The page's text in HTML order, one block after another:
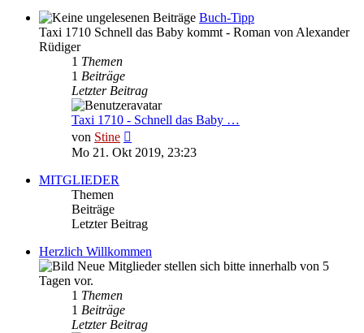
Buch-Tipp
Taxi 1710 Schnell das Baby kommt - Roman von Alexander
Rüdiger
1 Themen
1 Beiträge
Letzter Beitrag
Taxi 1710 - Schnell das Baby …
von Stine
Beitrag
Mo 21. Okt 2019, 23:23
MITGLIEDER
Themen
Beiträge
Letzter Beitrag
Herzlich Willkommen
Neue Mitglieder stellen sich bitte innerhalb von 5
Tagen vor.
1 Themen
1 Beiträge
Letzter Beitrag